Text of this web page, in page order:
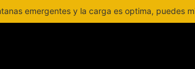
emergentes y la carga es optima, puedes